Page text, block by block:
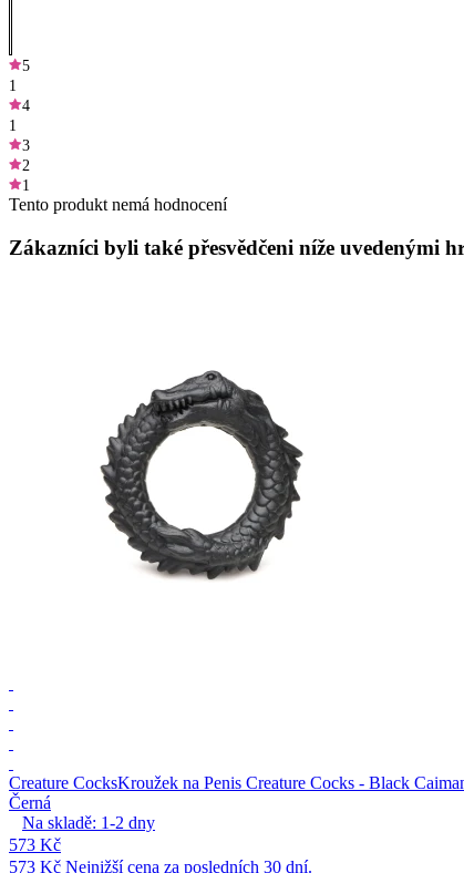
5
1
4
1
3
2
1
Tento produkt nemá hodnocení
Zákazníci byli také přesvědčeni níže uvedenými
Creature CocksKroužek na Penis Creature Cocks - Black
Černá
Na skladě: 1-2 dny
573 Kč
573 Kč Nejnižší cena za posledních 30 dní.